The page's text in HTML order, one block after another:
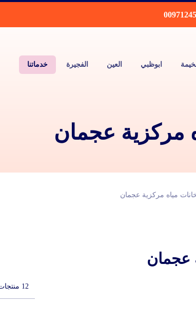
ابوظبي العين الفجيرة خدماتنا
مركزية عجمان
مياه مركزية عجمان
عجمان